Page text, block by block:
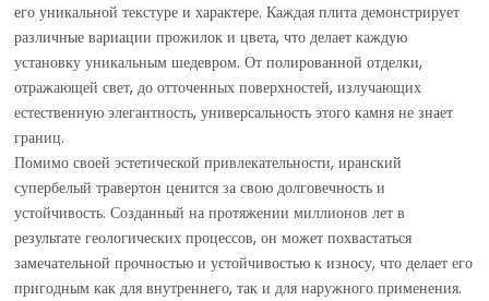
его уникальной текстуре и характере. Каждая плита демонстрирует
различные вариации прожилок и цвета, что делает каждую
установку уникальным шедевром. От полированной отделки,
отражающей свет, до отточенных поверхностей, излучающих
естественную элегантность, универсальность этого камня не знает
границ.
Помимо своей эстетической привлекательности, иранский
супербелый травертон ценится за свою долговечность и
устойчивость. Созданный на протяжении миллионов лет в
результате геологических процессов, он может похвастаться
замечательной прочностью и устойчивостью к износу, что делает его
пригодным как для внутреннего, так и для наружного применения.